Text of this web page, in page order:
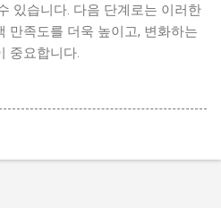
있습니다. 다음 단계로는 이러한
만족도를 더욱 높이고, 변화하는
중요합니다.